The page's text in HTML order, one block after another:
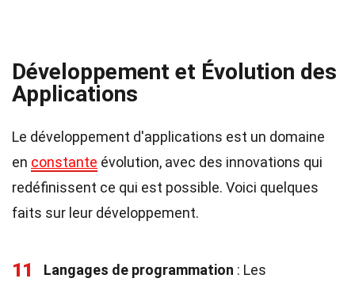
Développement et Évolution des
Applications
Le développement d'applications est un domaine
en constante évolution, avec des innovations qui
redéfinissent ce qui est possible. Voici quelques
faits sur leur développement.
11 Langages de programmation : Les